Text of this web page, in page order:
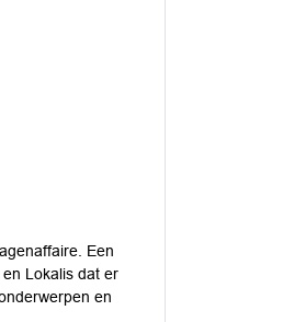
Een
Lokalis dat er
en